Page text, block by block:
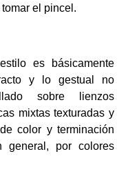
el pincel.
es básicamente
y lo gestual no
sobre lienzos
mixtas texturadas y
color y terminación
general, por colores